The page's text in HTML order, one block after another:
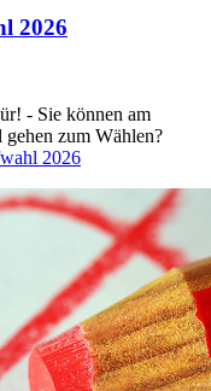
2026
- Sie können am
zum Wählen?
2026